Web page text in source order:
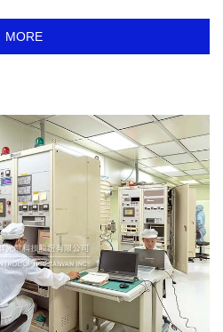
領域擁有多年經驗，專精超高平
精度、細小粗糙度的加工提供客
MORE